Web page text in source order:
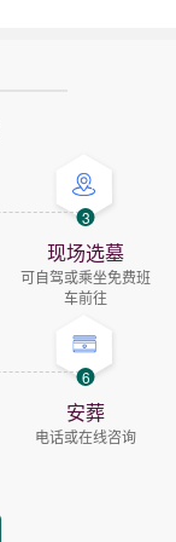
3
现场选墓
可自驾或乘坐免费班
车前往
6
安葬
电话或在线咨询